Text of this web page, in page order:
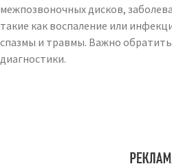
межпозвоночных дисков,
такие как воспаление или
спазмы и травмы. Важно
диагностики.